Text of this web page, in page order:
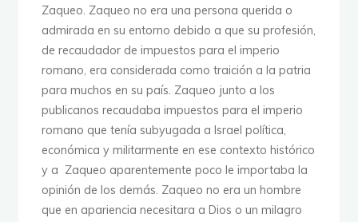
Zaqueo. Zaqueo no era una persona querida o
admirada en su entorno debido a que su profesión,
de recaudador de impuestos para el imperio
romano, era considerada como traición a la patria
para muchos en su país. Zaqueo junto a los
publicanos recaudaba impuestos para el imperio
romano que tenía subyugada a Israel política,
económica y militarmente en ese contexto histórico
y a Zaqueo aparentemente poco le importaba la
opinión de los demás. Zaqueo no era un hombre
que en apariencia necesitara a Dios o un milagro